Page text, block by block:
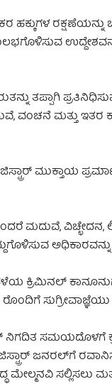
ಹಕ್ಕುಗಳ
ತಪ್ಪಾಗಿ
ವಂಚನೆ ಮತ್ತು ಇತರ
ಮುಕ್ತಾಯ
ಮದುವೆ, ವಿಚ್ಛೇದನ,
ಕ್ರಿಮಿನಲ್
ಸಮಯದೊಳಗೆ
ಜನರಲ್‌ಗೆ
ಮೇಲ್ಮನವಿ ಸಲ್ಲಿಸಲು